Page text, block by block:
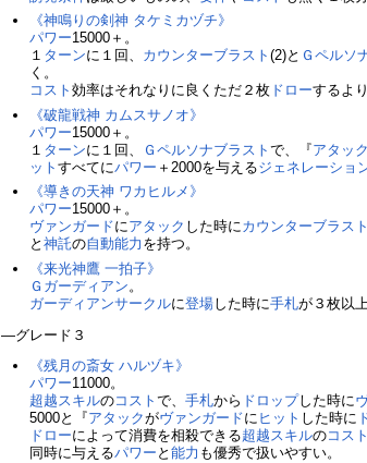
《神鳴りの剣神 タケミカヅチ》
パワー15000＋。
１ ターンに１回、 カウンターブラスト(2)と Ｇペルソ
く。
コスト効率はそれなりに良くただ２枚 ドローするよ
《破龍戦神 カムスサノオ》
パワー15000＋。
１ ターンに１回、 Ｇペルソナブラストで、『アタッ
ットすべてにパワー ＋2000を与えるジェネレーショ
《導きの天神 ワカヒルメ》
パワー15000＋。
ヴァンガードにアタック した時にカウンターブラス
と神託の自動能力 を持つ。
《来光神鷹 一拍子》
Ｇガーディアン 。
ガーディアンサークルに登場した時に手札が３枚以
―グレード３
《残月の斎女 ハルヅキ》
パワー11000。
超越スキルのコストで、手札から ドロップした時に
5000と『アタックがヴァンガードに ヒット した時に
ドローによって消費を相殺できる超越スキルのコス
同時に与えるパワー と能力 も優秀で扱いやすい。